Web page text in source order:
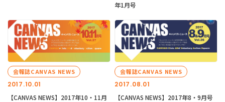
年1月号
2017.10.01
会報誌CANVAS NEWS
【CANVAS NEWS】2017年10・11月
2017.08.01
会報誌CANVAS NEWS
【CANVAS NEWS】2017年8・9月号